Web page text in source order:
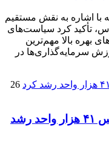
اشاره به نقش مستقیم
تأکید کرد سیاست‌های
بهره بالا مهم‌ترین
سرمایه‌گذاری‌ها در
26
شاخص بورس امروز ۱۵ مهر / بورس ۴۱ هزار واحد رشد